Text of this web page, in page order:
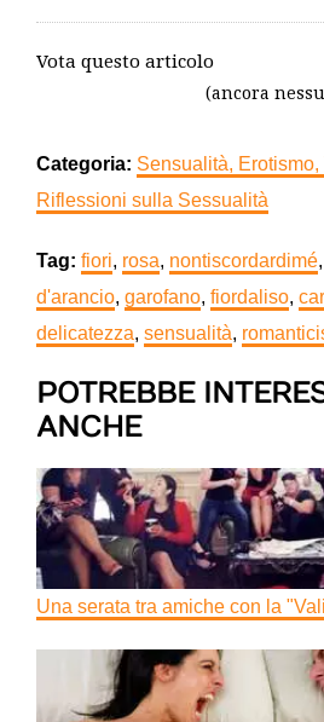
Vota questo articolo
(ancora
Categoria: Sensualità,
Riflessioni sulla Sessualità
Tag: fiori, rosa, nontiscordardimé,
d'arancio, garofano, fiordaliso,
delicatezza, sensualità,
POTREBBE
ANCHE
Una serata tra amiche con la